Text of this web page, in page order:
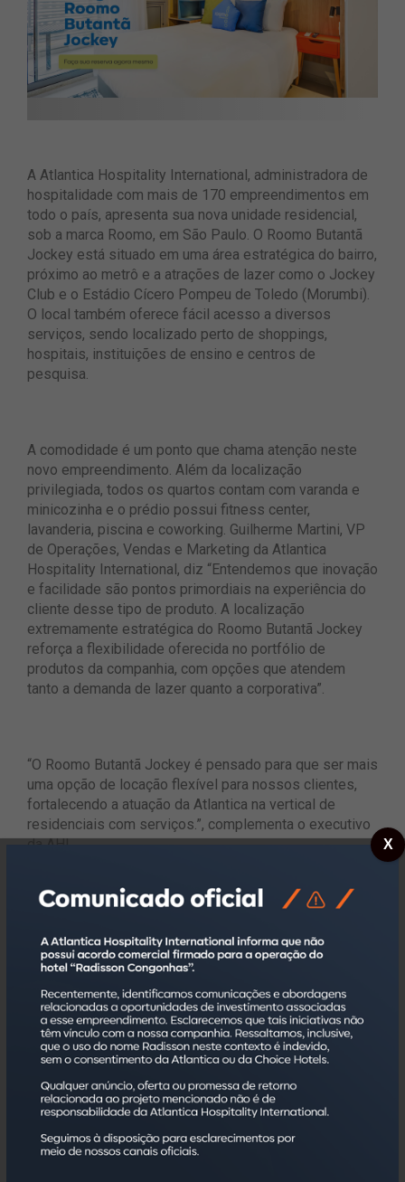
A Atlantica Hospitality International, administradora de
hospitalidade com mais de 170 empreendimentos em
todo o país, apresenta sua nova unidade residencial,
sob a marca Roomo, em São Paulo. O Roomo Butantã
Jockey está situado em uma área estratégica do bairro,
próximo ao metrô e a atrações de lazer como o Jockey
Club e o Estádio Cícero Pompeu de Toledo (Morumbi).
O local também oferece fácil acesso a diversos
serviços, sendo localizado perto de shoppings,
hospitais, instituições de ensino e centros de
pesquisa.
A comodidade é um ponto que chama atenção neste
novo empreendimento. Além da localização
privilegiada, todos os quartos contam com varanda e
minicozinha e o prédio possui fitness center,
lavanderia, piscina e coworking. Guilherme Martini, VP
de Operações, Vendas e Marketing da Atlantica
Hospitality International, diz “Entendemos que inovação
e facilidade são pontos primordiais na experiência do
cliente desse tipo de produto. A localização
extremamente estratégica do Roomo Butantã Jockey
reforça a flexibilidade oferecida no portfólio de
produtos da companhia, com opções que atendem
tanto a demanda de lazer quanto a corporativa”.
“O Roomo Butantã Jockey é pensado para que ser mais
uma opção de locação flexível para nossos clientes,
fortalecendo a atuação da Atlantica na vertical de
residenciais com serviços.”, complementa o executivo
Atlantica Hospitality International
sediada no estado de São Paulo, conta com um
portfólio com mais de 170 empreendimentos, que
agregam a oferta de mais de 28 mil quartos, em mais
de 60 cidades no Brasil. Possui mais de seis mil
X